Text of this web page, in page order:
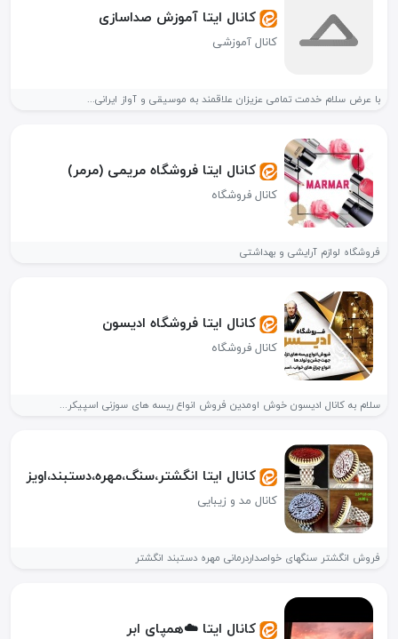
کانال ایتا آموزش صداسازی
کانال آموزشی
با عرض سلام خدمت تمامی عزیزان علاقمند به موسیقی و آواز ایرانی...
کانال ایتا فروشگاه مریمی (مرمر)
کانال فروشگاه
فروشگاه لوازم آرایشی و بهداشتی
کانال ایتا فروشگاه ادیسون
کانال فروشگاه
سلام به کانال ادیسون خوش اومدین فروش انواع ریسه های سوزنی اسپیکر...
کانال ایتا انگشتر،سنگ،مهره،دستبند،اویز
کانال مد و زیبایی
فروش انگشتر سنگهای خواصداردرمانی مهره دستبند انگشتر
کانال ایتا ☁️همپای ابر